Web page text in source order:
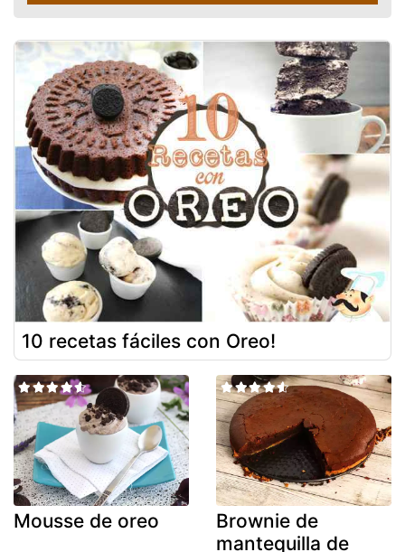
10 recetas fáciles con Oreo!
Mousse de oreo
Brownie de
mantequilla de